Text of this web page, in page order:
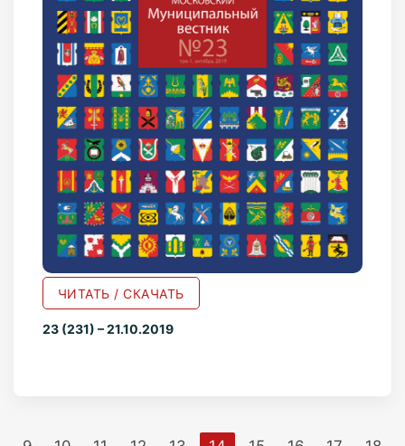
ЧИТАТЬ / СКАЧАТЬ
23 (231) – 21.10.2019